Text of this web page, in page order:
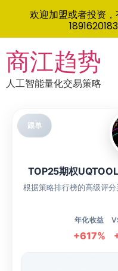
to
content
商江趋势
人工智能量化交易策略
跟单
TOP25期权
根据策略排行榜的高级评
年化收益
+617%
欢迎加盟或者投资